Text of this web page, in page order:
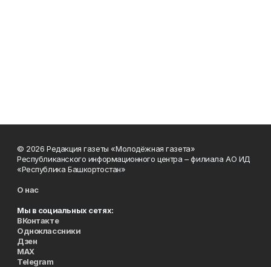
© 2026 Редакция газеты «Молодёжная газета»
Республиканского информационного центра – филиала АО ИД
«Республика Башкортостан»
О нас
Мы в социальных сетях:
ВКонтакте
Одноклассники
Дзен
MAX
Telegram